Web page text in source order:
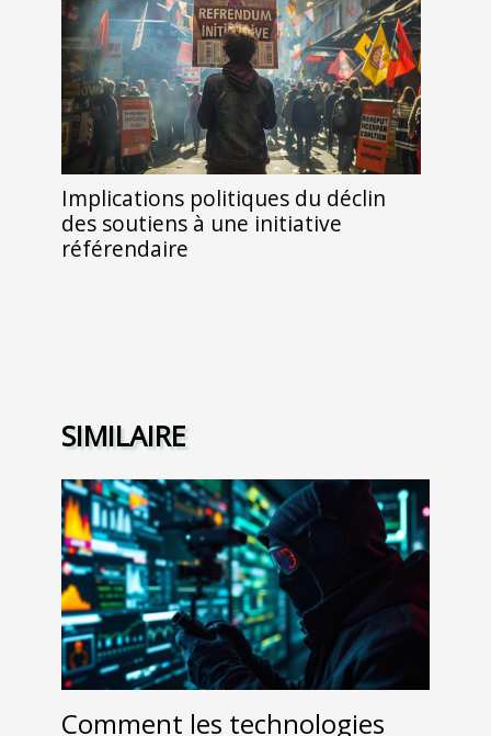
Implications politiques du déclin
des soutiens à une initiative
référendaire
SIMILAIRE
Comment les technologies